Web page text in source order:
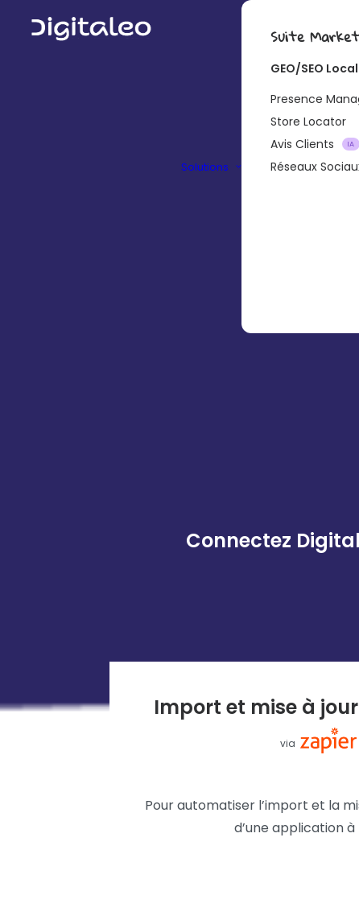
Solutions
Suite
GEO/SEO Local
Presence
Store Locator
Avis Clients
IA
Réseaux
Connectez
Import et mise à
via
Pour automatiser l’import et la
d’une application à